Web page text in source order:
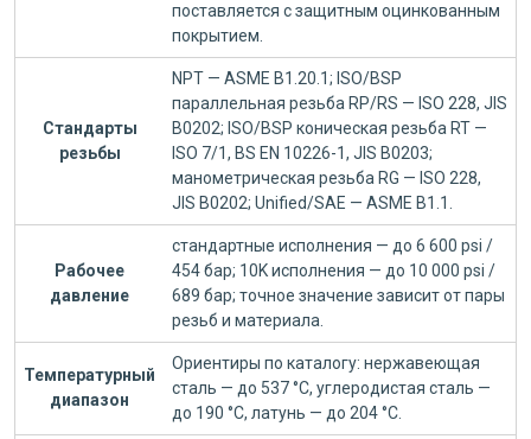
поставляется с защитным оцинкованным
покрытием.
Стандарты
резьбы
NPT — ASME B1.20.1; ISO/BSP
параллельная резьба RP/RS — ISO 228, JIS
B0202; ISO/BSP коническая резьба RT —
ISO 7/1, BS EN 10226-1, JIS B0203;
манометрическая резьба RG — ISO 228,
JIS B0202; Unified/SAE — ASME B1.1.
Рабочее
давление
стандартные исполнения — до 6 600 psi /
454 бар; 10K исполнения — до 10 000 psi /
689 бар; точное значение зависит от пары
резьб и материала.
Температурный
диапазон
Ориентиры по каталогу: нержавеющая
сталь — до 537 °C, углеродистая сталь —
до 190 °C, латунь — до 204 °C.